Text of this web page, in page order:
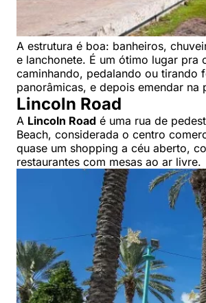
A estrutura é boa: banheiros,
e lanchonete. É um ótimo lugar pra
caminhando, pedalando ou tirando
panorâmicas, e depois emendar na
Lincoln Road
A Lincoln Road é uma rua de
Beach, considerada o centro
quase um shopping a céu aberto,
restaurantes com mesas ao ar livre.